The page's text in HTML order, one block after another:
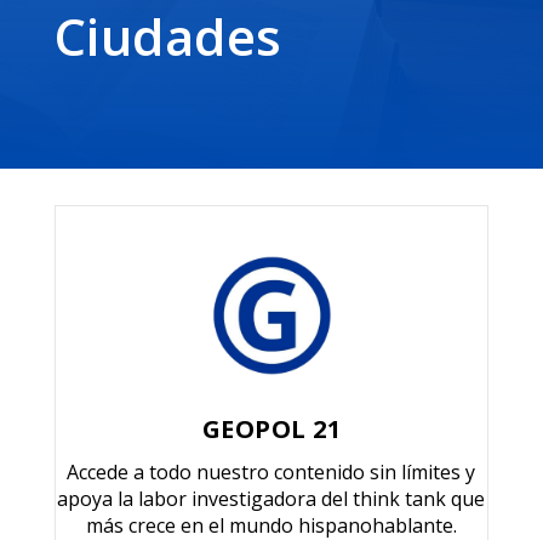
Ciudades
GEOPOL 21
Accede a todo nuestro contenido sin límites y
apoya la labor investigadora del think tank que
más crece en el mundo hispanohablante.